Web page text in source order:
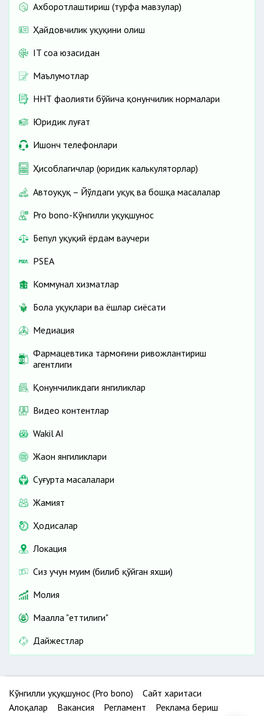
Ахборотлаштириш (турфа мавзулар)
Ҳайдовчилик ҳуқуқини олиш
IT соҳа юзасидан
Маълумотлар
ННТ фаолияти бўйича қонунчилик нормалари
Юридик луғат
Ишонч телефонлари
Ҳисоблагичлар (юридик калькуляторлар)
Автоҳуқуқ – Йўлдаги ҳуқуқ ва бошқа масалалар
Pro bono-Кўнгилли ҳуқуқшунос
Бепул ҳуқуқий ёрдам ваучери
PSEA
Коммунал хизматлар
Бола ҳуқуқлари ва ёшлар сиёсати
Медиация
Фармацевтика тармоғини ривожлантириш
агентлиги
Қонунчиликдаги янгиликлар
Видео контентлар
Wakil AI
Жаҳон янгиликлари
Cуғурта масалалари
Жамият
Ҳодисалар
Локация
Сиз учун муҳим (билиб қўйган яхши)
Молия
Маҳалла "еттилиги"
Дайжестлар
Кўнгилли ҳуқуқшунос (Pro bono)
Сайт харитаси
Алоқалар
Вакансия Регламент
Реклама бериш